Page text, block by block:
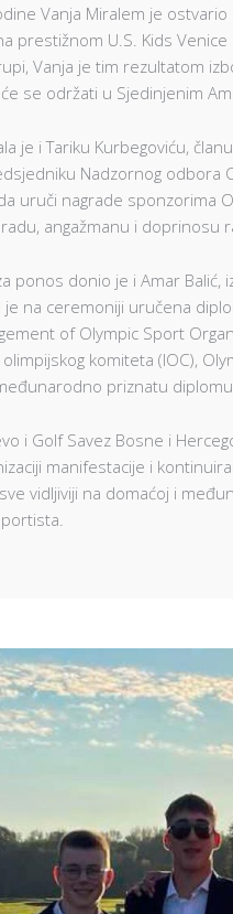
Vanja Miralem je
prestižnom U.S. Kids
Vanja je tim rezultatom
se održati u Sjedinjenim
je i Tariku Kurbegoviću,
Nadzornog odbora
uruči nagrade sponzorima
angažmanu i doprinosu
ponos donio je i Amar Balić,
je na ceremoniji uručena
of Olympic Sport
komiteta (IOC),
priznatu
i Golf Savez Bosne i
manifestacije i
vidljiviji na domaćoj i